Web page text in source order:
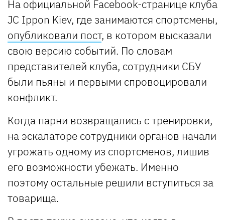
На официальной Facebook-странице клуба
JC Ippon Kiev, где занимаются спортсмены,
опубликовали пост, в котором высказали
свою версию событий. По словам
представителей клуба, сотрудники СБУ
были пьяны и первыми спровоцировали
конфликт.
Когда парни возвращались с тренировки,
на эскалаторе сотрудники органов начали
угрожать одному из спортсменов, лишив
его возможности убежать. Именно
поэтому остальные решили вступиться за
товарища.